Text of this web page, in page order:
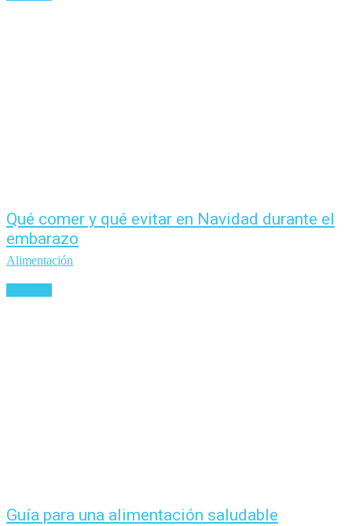
Qué comer y qué evitar en Navidad durante el
embarazo
Alimentación
Guía para una alimentación saludable